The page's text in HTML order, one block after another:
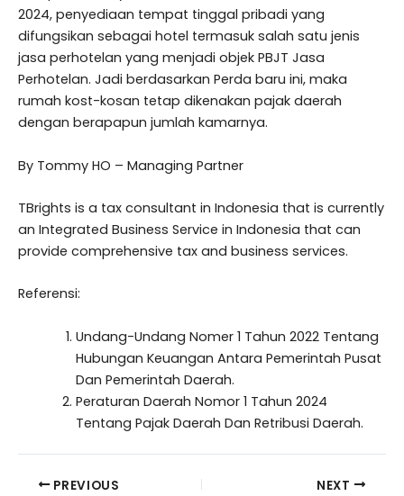
2024, penyediaan tempat tinggal pribadi yang
difungsikan sebagai hotel termasuk salah satu jenis
jasa perhotelan yang menjadi objek PBJT Jasa
Perhotelan. Jadi berdasarkan Perda baru ini, maka
rumah kost-kosan tetap dikenakan pajak daerah
dengan berapapun jumlah kamarnya.
By Tommy HO – Managing Partner
TBrights is a tax consultant in Indonesia that is currently
an Integrated Business Service in Indonesia that can
provide comprehensive tax and business services.
Referensi:
Undang-Undang Nomer 1 Tahun 2022 Tentang
Hubungan Keuangan Antara Pemerintah Pusat
Dan Pemerintah Daerah.
Peraturan Daerah Nomor 1 Tahun 2024
Tentang Pajak Daerah Dan Retribusi Daerah.
PREVIOUS NEXT